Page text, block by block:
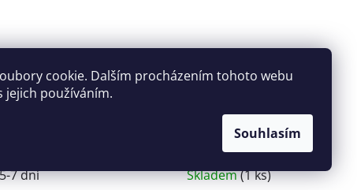
cookie. Dalším procházením tohoto webu
jejich používáním.
Souhlasím
spároměrek
Tona Expert
5-7 dní
Hlavice 1/2" na výměnu svíček
21mm Tona Expert 1265
E032102
Skladem(1 ks)